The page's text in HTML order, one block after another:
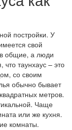
постройки. У
свой
общие, а люди
таунхаус – это
со своим
обычно бывает
метров.
Чаще
или же кухня.
комнаты.